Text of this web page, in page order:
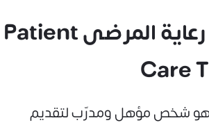
معنى فني رعاية المرضى Patient
Care
شخص مؤهل ومدرّب لتقديم